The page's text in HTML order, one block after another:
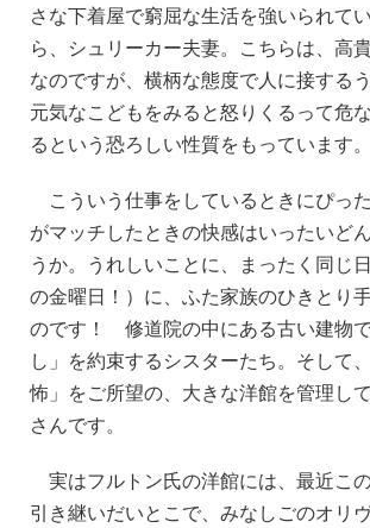
さな下着屋で窮屈な生活を強いられて
ら、シュリーカー夫妻。こちらは、高
なのですが、横柄な態度で人に接する
元気なこどもをみると怒りくるって危
るという恐ろしい性質をもっています。
こういう仕事をしているときにぴっ
がマッチしたときの快感はいったいど
うか。うれしいことに、まったく同じ
の金曜日！）に、ふた家族のひきとり
のです！ 修道院の中にある古い建物
し」を約束するシスターたち。そして
怖」をご所望の、大きな洋館を管理し
さんです。
実はフルトン氏の洋館には、最近こ
引き継いだいとこで、みなしごのオリ